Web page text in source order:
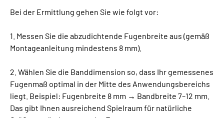
Bei der Ermittlung gehen Sie wie folgt vor:
1. Messen Sie die abzudichtende Fugenbreite aus (gemäß
Montageanleitung mindestens 8 mm).
2. Wählen Sie die Banddimension so, dass Ihr gemessenes
Fugenmaß optimal in der Mitte des Anwendungsbereichs
liegt. Beispiel: Fugenbreite 8 mm → Bandbreite 7–12 mm.
Das gibt Ihnen ausreichend Spielraum für natürliche